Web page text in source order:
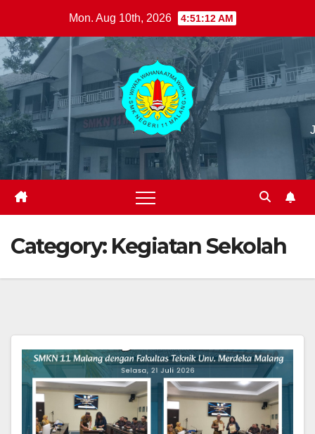
content
Mon. Aug 10th, 2026 4:51:14 AM
Category: Kegiatan Sekolah